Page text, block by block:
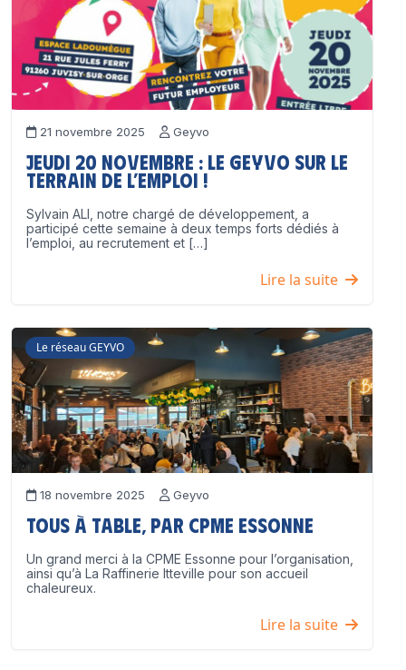
21 novembre 2025 Geyvo
Jeudi 20 novembre : le GEYVO sur le
terrain de l’emploi !
Sylvain ALI, notre chargé de développement, a
participé cette semaine à deux temps forts dédiés à
l’emploi, au recrutement et […]
Lire la suite
Le réseau GEYVO
18 novembre 2025 Geyvo
Tous à table, par CPME Essonne
Un grand merci à la CPME Essonne pour l’organisation,
ainsi qu’à La Raffinerie Itteville pour son accueil
chaleureux.
Lire la suite